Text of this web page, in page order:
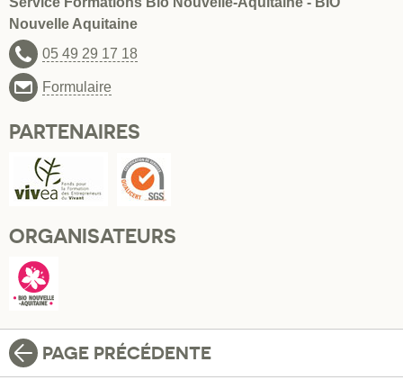
Nouvelle Aquitaine
05 49 29 17 18
Formulaire
PARTENAIRES
ORGANISATEURS
PAGE PRÉCÉDENTE